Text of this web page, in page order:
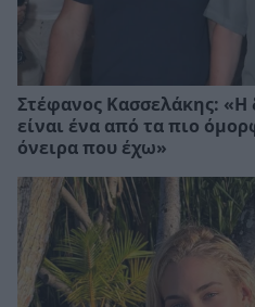
Στέφανος Κασσελάκης: «Η
είναι ένα από τα πιο
όνειρα που έχω»